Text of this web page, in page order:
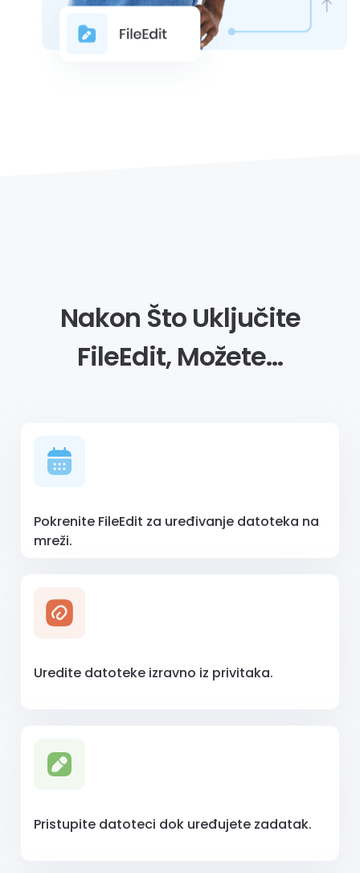
Nakon Što Uključite
FileEdit, Možete…
Pokrenite FileEdit za uređivanje datoteka na
mreži.
Uredite datoteke izravno iz privitaka.
Pristupite datoteci dok uređujete zadatak.